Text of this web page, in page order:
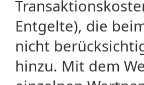
Entgelte), die
nicht
hinzu. Mit dem